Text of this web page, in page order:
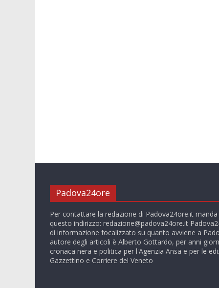
Padova24ore
Per contattare la redazione di Padova24ore.it
questo indirizzo: redazione@padova24ore.it
di informazione focalizzato su quanto avviene a
autore degli articoli è Alberto Gottardo, per anni
cronaca nera e politica per l'Agenzia Ansa e per le
Gazzettino e Corriere del Veneto